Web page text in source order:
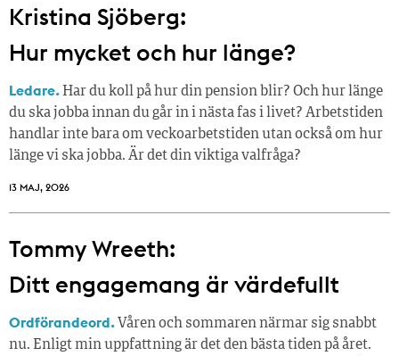
Kristina Sjöberg:
Hur mycket och hur länge?
Ledare. Har du koll på hur din pension blir? Och hur länge
du ska jobba innan du går in i nästa fas i livet? Arbetstiden
handlar inte bara om veckoarbetstiden utan också om hur
länge vi ska jobba. Är det din viktiga valfråga?
13 MAJ, 2026
Tommy Wreeth:
Ditt engagemang är värdefullt
Ordförandeord. Våren och sommaren närmar sig snabbt
nu. Enligt min uppfattning är det den bästa tiden på året.